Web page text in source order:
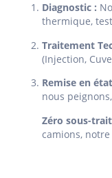
Diagnostic :
thermique,
Traitement
(Injection,
Remise en
nous
Zéro sous-
camions,